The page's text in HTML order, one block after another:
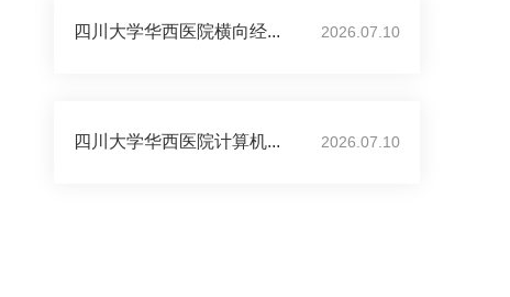
四川大学华西医院横向经... 2026.07.10
四川大学华西医院计算机... 2026.07.10